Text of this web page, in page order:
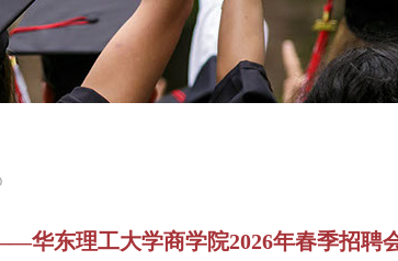
华东理工大学商学院2026年春季招聘